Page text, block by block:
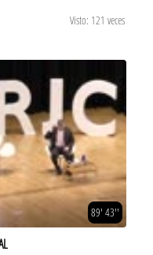
Visto: 121 veces
89' 43''